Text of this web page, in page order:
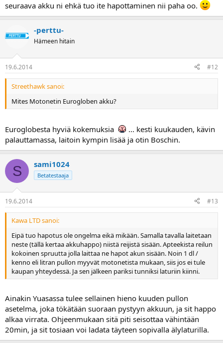
seuraava akku ni ehkä tuo ite hapottaminen nii paha oo.
-perttu-
Hämeen hitain
19.6.2014 #12
Streethawk sanoi:
Mites Motonetin Eurogloben akku?
Euroglobesta hyviä kokemuksia
... kesti kuukauden, kävin
palauttamassa, laitoin kympin lisää ja otin Boschin.
S sami1024
Betatestaaja
19.6.2014 #13
Kawa LTD sanoi:
Eipä tuo hapotus ole ongelma eikä mikään. Samalla tavalla laitetaan
neste (tällä kertaa akkuhappo) niistä reijistä sisään. Apteekista reilun
kokoinen spruutta jolla laittaa ne hapot akun sisään. Noin 1 dl /
kenno eli litran pullon myyvät motonetista mukaan, siis jos ei tule
kaupan yhteydessä. Ja sen jälkeen pariksi tunniksi laturiin kiinni.
Ainakin Yuasassa tulee sellainen hieno kuuden pullon
asetelma, joka tökätään suoraan pystyyn akkuun, ja sit happo
alkaa virrata. Ohjeenmukaan sitä piti seisottaa vähintään
20min, ja sit tosiaan voi ladata täyteen sopivalla älylaturilla.